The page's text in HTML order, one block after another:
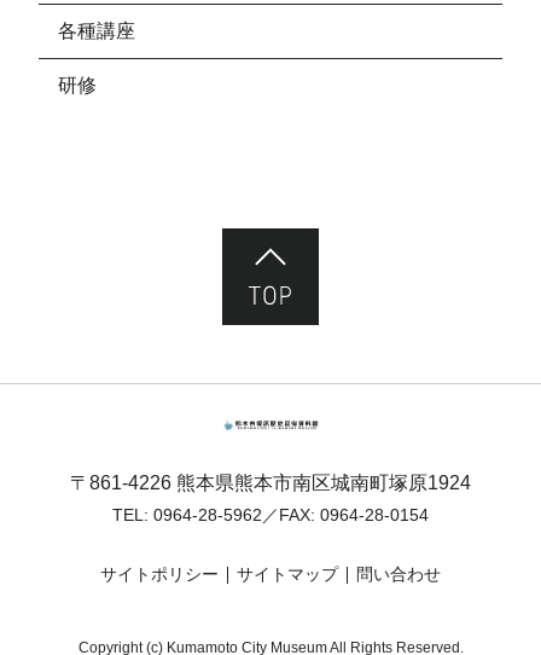
各種講座
研修
〒861-4226 熊本県熊本市南区城南町塚原1924
TEL: 0964-28-5962 ／FAX: 0964-28-0154
サイトポリシー サイトマップ 問い合わせ
Copyright (c) Kumamoto City Museum All Rights Reserved.